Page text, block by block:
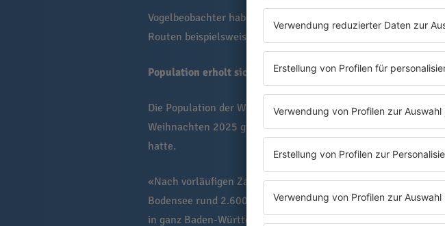
Vogelbeobachter haben einige der heimischen Störche mit
Routen beispielsweise über die App «
Population erholt sich
Die Population der Weißstörche im Südwesten ist nach
Weihnachten 2025 gingen sie von etwa 1,6 Jungen aus, die
hatte.
«Nach vorläufigen Zahlen der Landesweißstorchbeauftragten
Bodensee rund 2.600 Storcheneltern rund 4.100
in ganz Baden-Württemberg 15 Brutpaare.